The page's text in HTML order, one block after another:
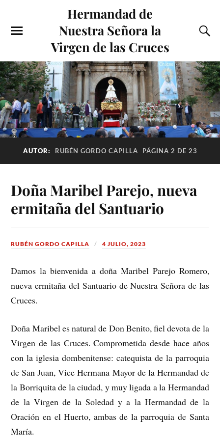
Hermandad de
Nuestra Señora la
Virgen de las Cruces
AUTOR: RUBÉN GORDO CAPILLA PÁGINA 2 DE 23
Doña Maribel Parejo, nueva
ermitaña del Santuario
RUBÉN GORDO CAPILLA 4 JULIO, 2023
Damos la bienvenida a doña Maribel Parejo Romero,
nueva ermitaña del Santuario de Nuestra Señora de las
Cruces.
Doña Maribel es natural de Don Benito, fiel devota de la
Virgen de las Cruces. Comprometida desde hace años
con la iglesia dombenitense: catequista de la parroquia
de San Juan, Vice Hermana Mayor de la Hermandad de
la Borriquita de la ciudad, y muy ligada a la Hermandad
de la Virgen de la Soledad y a la Hermandad de la
Oración en el Huerto, ambas de la parroquia de Santa
María.